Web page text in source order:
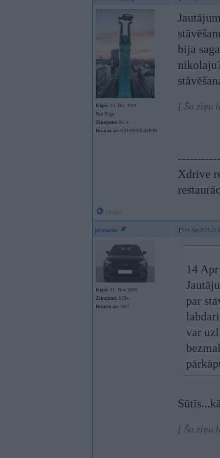
Kopš: 13. Dec 2014
No: Rīga
Ziņojumi: 8414
Braucu ar: G31/E53/E46/E39
bija
[ Šo ziņu
Xdrive
protams 14. Apr 2024,
Kopš: 11. Nov 2005
Ziņojumi: 6334
Braucu ar: NS7
14
par
var
[ Šo ziņu